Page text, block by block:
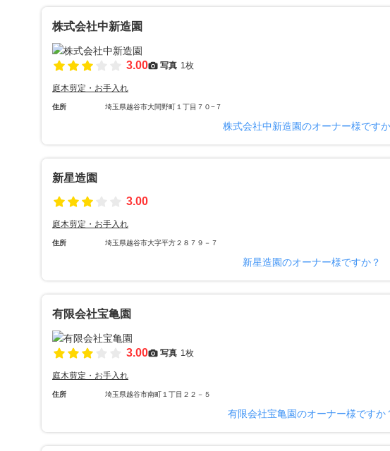
株式会社中新造園
3.00 写真 1枚
庭木剪定・お手入れ
住所 埼玉県越谷市大間野町１丁目７０−７
株式会社中新造園のオーナー様です
新星造園
3.00
庭木剪定・お手入れ
住所 埼玉県越谷市大字平方２８７９－７
新星造園のオーナー様ですか？
有限会社宝亀園
3.00 写真 1枚
庭木剪定・お手入れ
住所 埼玉県越谷市南町１丁目２２－５
有限会社宝亀園のオーナー様ですか